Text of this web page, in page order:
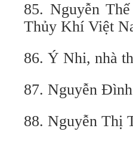
85. Nguyễn
Thủy Khí Việt
86. Ý Nhi, nhà
87. Nguyễn
88. Nguyễn Thị